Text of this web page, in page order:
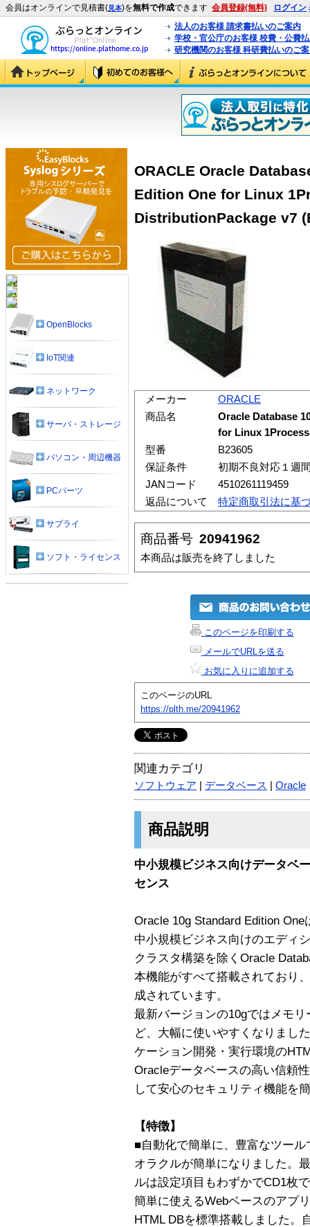
会員はオンラインで見積書(見本)を無料で作成できます 会員登録(無料) ログイン
法人のお客様 請求書払いのご案内
学校・官公庁のお客様 校費・公費
研究機関のお客様 科研費払いのご
ORACLE Oracle
Edition One for Linux
DistributionPackage v7
メーカー
ORACLE
商品名
Oracle Database
for Linux
型番
B23605
保証条件
初期不良対応１週
JANコード
4510261119459
返品について
特定商取引法に基
商品番号 20941962
本商品は販売を終了しました
このページを印刷する
メールでURLを送る
お気に入りに追加する
このページのURL
https://plth.me/20941962
関連カテゴリ
ソフトウェア データベース Oracle
商品説明
中小規模ビジネス向けデータベ
センス
Oracle 10g Standard Edition
中小規模ビジネス向けのエディ
クラスタ構築を除くOracle
本機能がすべて搭載されており
成されています。
最新バージョンの10gではメモ
ど、大幅に使いやすくなりまし
ケーション開発・実行環境の
Oracleデータベースの高い信頼
して安心のセキュリティ機能を
【特徴】
■自動化で簡単に、豊富なツール
オラクルが簡単になりました。
ルは設定項目もわずかでCD1枚
簡単に使えるWebベースのアプ
HTML DBを標準搭載しました。
OpenBlocks
IoT関連
ネットワーク
サーバ・ストレージ
パソコン・周辺機器
PCパーツ
サプライ
ソフト・ライセンス